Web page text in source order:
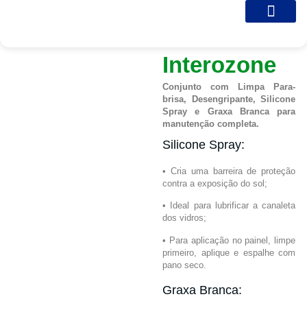
Interozone
Conjunto com Limpa Para-
brisa, Desengripante, Silicone
Spray e Graxa Branca para
manutenção completa.
Silicone Spray:
• Cria uma barreira de proteção
contra a exposição do sol;
• Ideal para lubrificar a canaleta
dos vidros;
• Para aplicação no painel, limpe
primeiro, aplique e espalhe com
pano seco.
Graxa Branca: